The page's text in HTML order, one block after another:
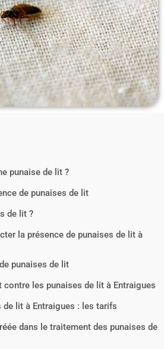
punaise de lit ?
de punaises de lit
de lit ?
la présence de punaises de lit à
punaises de lit
les punaises de lit à Entraigues
de lit à Entraigues : les tarifs
dans le traitement des punaises de